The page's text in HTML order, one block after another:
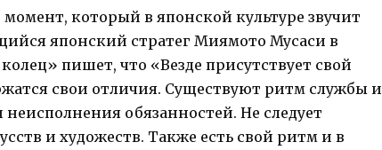
который в японской культуре звучит
японский стратег Миямото Мусаси в
пишет, что «Везде присутствует свой
свои отличия. Существуют ритм службы и
обязанностей. Не следует
и художеств. Также есть свой ритм и в